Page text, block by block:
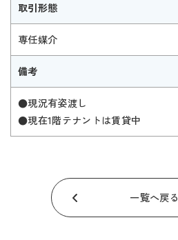
取引形態
専任媒介
備考
●現況有姿渡し
●現在1階テナントは賃貸中
一覧へ戻る